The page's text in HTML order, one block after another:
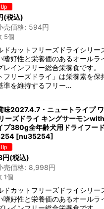
(税込)
売価格: 594円
5個
ドカットフリーズドライシリー
嗜好性と栄養価のあるオールラ
レインフリー総合栄養食です。
フリーズドライ」は栄養素を保
準を維持するフリー…
味2027.4.7・ニュートライプ
ーズドライ キングサーモン
プ380g全年齢犬用ドライフー
[nu35254]
円(税込)
売価格: 8,998円
1個
ドカットフリーズドライシリー
嗜好性と栄養価のあるオールラ